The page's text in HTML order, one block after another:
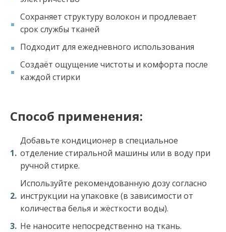
Сохраняет структуру волокон и продлевает
срок службы тканей
Подходит для ежедневного использования
Создаёт ощущение чистоты и комфорта после
каждой стирки
Способ применения:
Добавьте кондиционер в специальное
отделение стиральной машины или в воду при
ручной стирке.
Используйте рекомендованную дозу согласно
инструкции на упаковке (в зависимости от
количества белья и жёсткости воды).
Не наносите непосредственно на ткань.